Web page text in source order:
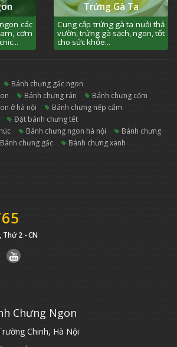
các
cơm
Trứng Gà Ta
Cung cấp trứng gà ta nuôi thả
vườn, trứng gà sạch, ngon, tốt
cho sức khỏe...
bánh chưng gấc ngon
bánh chưng rán
bánh chưng cốm
ở hà nội
bánh chưng nếp cẩm
đặt bánh chưng tết
bánh chưng ngon hà nội
bánh chưng
bánh chưng gấc
bánh chưng xanh
Thứ 2 - CN
Chưng Ngon
Chinh, Hà Nội